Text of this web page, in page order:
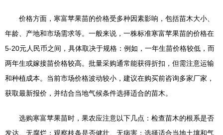
价格方面，寒富苹果苗的价格受多种因素影响，包括苗木大小、
年龄、产地和市场需求等。一般来说，一株标准寒富苹果苗的价格在
5-20元人民币之间，具体取决于规格：例如，一年生苗价格较低，而
两年生或嫁接苗价格较高。批量采购通常能获得折扣，但需注意运输
和种植成本。当前市场价格波动较小，建议在购买前咨询多家厂家，
获取最新报价，并结合当地气候条件选择适合的苗木。
选购寒富苹果苗时，果农应注意以下几点：检查苗木的根系是否
发达、无腐烂；观察枝条是否健壮、无病害；选择适合当地土壤和气